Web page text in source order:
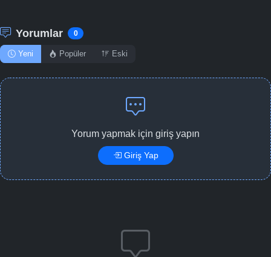
Yorumlar 0
Yeni Popüler Eski
Yorum yapmak için giriş yapın
Giriş Yap